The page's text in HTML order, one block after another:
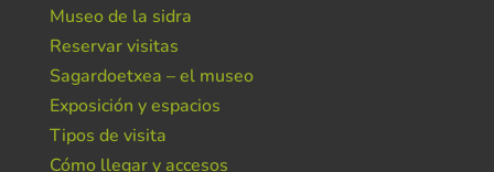
Museo de la sidra
Reservar visitas
Sagardoetxea – el museo
Exposición y espacios
Tipos de visita
Cómo llegar y accesos